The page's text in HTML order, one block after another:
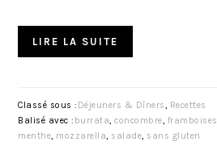
LIRE LA SUITE
Classé sous : Déjeuners & Dîners, Recettes
Balisé avec : burrata,concombre, framboises
menthe, mozzarella, salade, sans gluten